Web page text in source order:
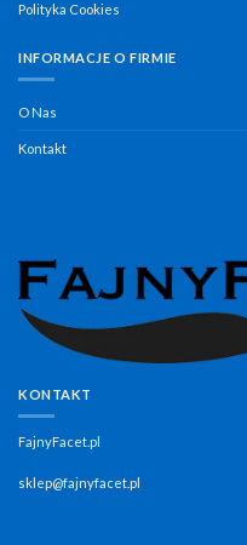
Polityka Cookies
INFORMACJE O FIRMIE
O Nas
Kontakt
KONTAKT
FajnyFacet.pl
sklep@fajnyfacet.pl